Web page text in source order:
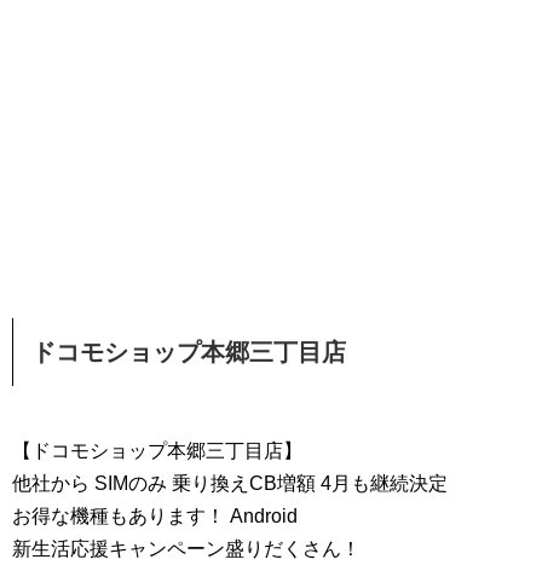
ドコモショップ本郷三丁目店
【ドコモショップ本郷三丁目店】
他社から SIMのみ 乗り換えCB増額 4月も継続決定
お得な機種もあります！ Android
新生活応援キャンペーン盛りだくさん！